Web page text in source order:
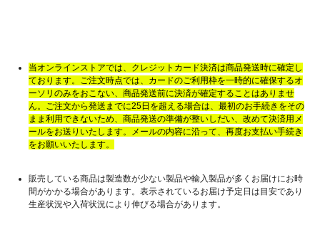
当オンラインストアでは、クレジットカード決済は商品発送時に確定し
ております。ご注文時点では、カードのご利用枠を一時的に確保するオ
ーソリのみをおこない、商品発送前に決済が確定することはありませ
ん。ご注文から発送までに25日を超える場合は、最初のお手続きをその
まま利用できないため、商品発送の準備が整いしだい、改めて決済用メ
ールをお送りいたします。メールの内容に沿って、再度お支払い手続き
をお願いいたします。
販売している商品は製造数が少ない製品や輸入製品が多くお届けにお時
間がかかる場合があります。表示されているお届け予定日は目安であり
生産状況や入荷状況により伸びる場合があります。